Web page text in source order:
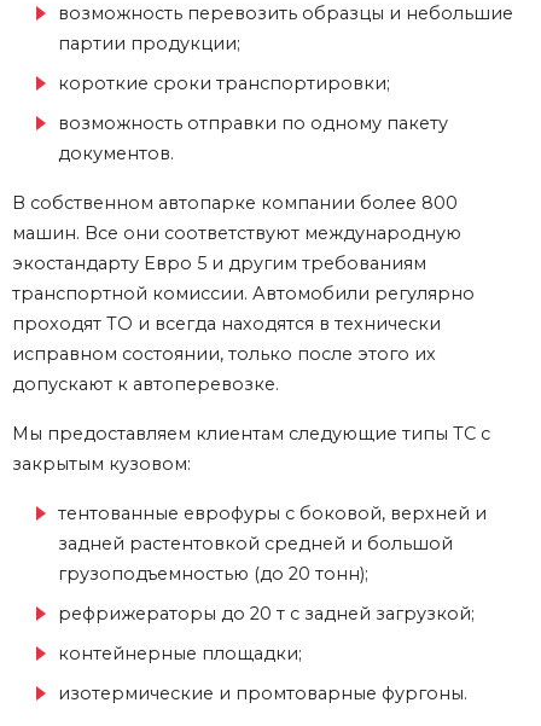
возможность перевозить образцы и небольшие
партии продукции;
короткие сроки транспортировки;
возможность отправки по одному пакету
документов.
В собственном автопарке компании более 800
машин. Все они соответствуют международную
экостандарту Евро 5 и другим требованиям
транспортной комиссии. Автомобили регулярно
проходят ТО и всегда находятся в технически
исправном состоянии, только после этого их
допускают к автоперевозке.
Мы предоставляем клиентам следующие типы ТС с
закрытым кузовом:
тентованные еврофуры с боковой, верхней и
задней растентовкой средней и большой
грузоподъемностью (до 20 тонн);
рефрижераторы до 20 т с задней загрузкой;
контейнерные площадки;
изотермические и промтоварные фургоны.